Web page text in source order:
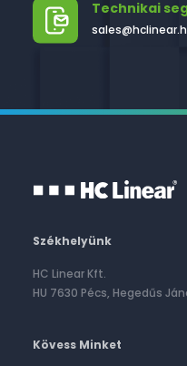
Technikai
Székhelyünk
HC Linear Kft.
HU 7630 Pécs, Hegedűs
Kövess Minket